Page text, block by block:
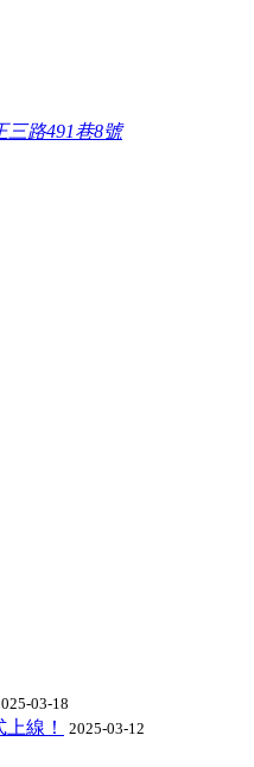
三路491巷8號
03-18
線！ 2025-03-12